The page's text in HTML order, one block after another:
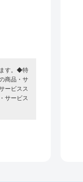
す。◆特
商品・サ
ービスス
サービス